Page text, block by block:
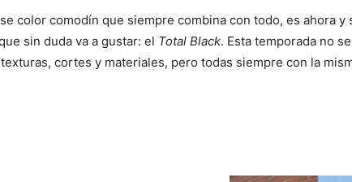
color comodín que siempre combina con todo, es ahora
sin duda va a gustar: el Total Black. Esta temporada no
cortes y materiales, pero todas siempre con la